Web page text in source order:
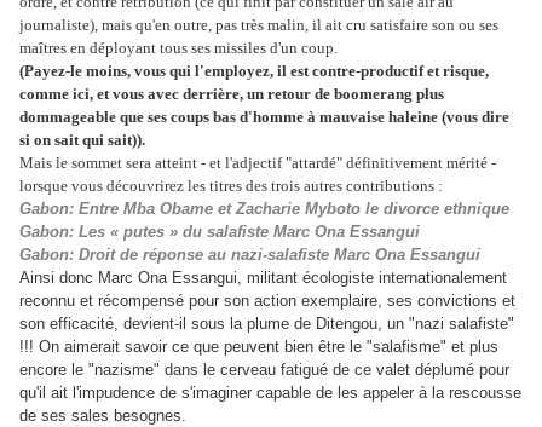
journaliste), mais qu'en outre, pas très malin, il ait cru satisfaire son ou ses
maîtres en déployant tous ses missiles d'un coup.
(Payez-le moins, vous qui l'employez, il est contre-productif et risque,
comme ici, et vous avec derrière, un retour de boomerang plus
dommageable que ses coups bas d'homme à mauvaise haleine (vous dire
si on sait qui sait)).
Mais le sommet sera atteint - et l'adjectif "attardé" définitivement mérité -
lorsque vous découvrirez les titres des trois autres contributions :
Gabon: Entre Mba Obame et Zacharie Myboto le divorce ethnique
Gabon: Les « putes » du salafiste Marc Ona Essangui
Gabon: Droit de réponse au nazi-salafiste Marc Ona Essangui
Ainsi donc Marc Ona Essangui, militant écologiste internationalement
reconnu et récompensé pour son action exemplaire, ses convictions et
son efficacité, devient-il sous la plume de Ditengou, un "nazi salafiste"
!!! On aimerait savoir ce que peuvent bien être le "salafisme" et plus
encore le "nazisme" dans le cerveau fatigué de ce valet déplumé pour
qu'il ait l'impudence de s'imaginer capable de les appeler à la rescousse
de ses sales besognes.